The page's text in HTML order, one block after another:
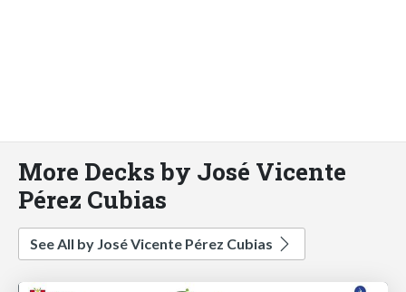
More Decks by José Vicente
Pérez Cubias
See All by José Vicente Pérez Cubias